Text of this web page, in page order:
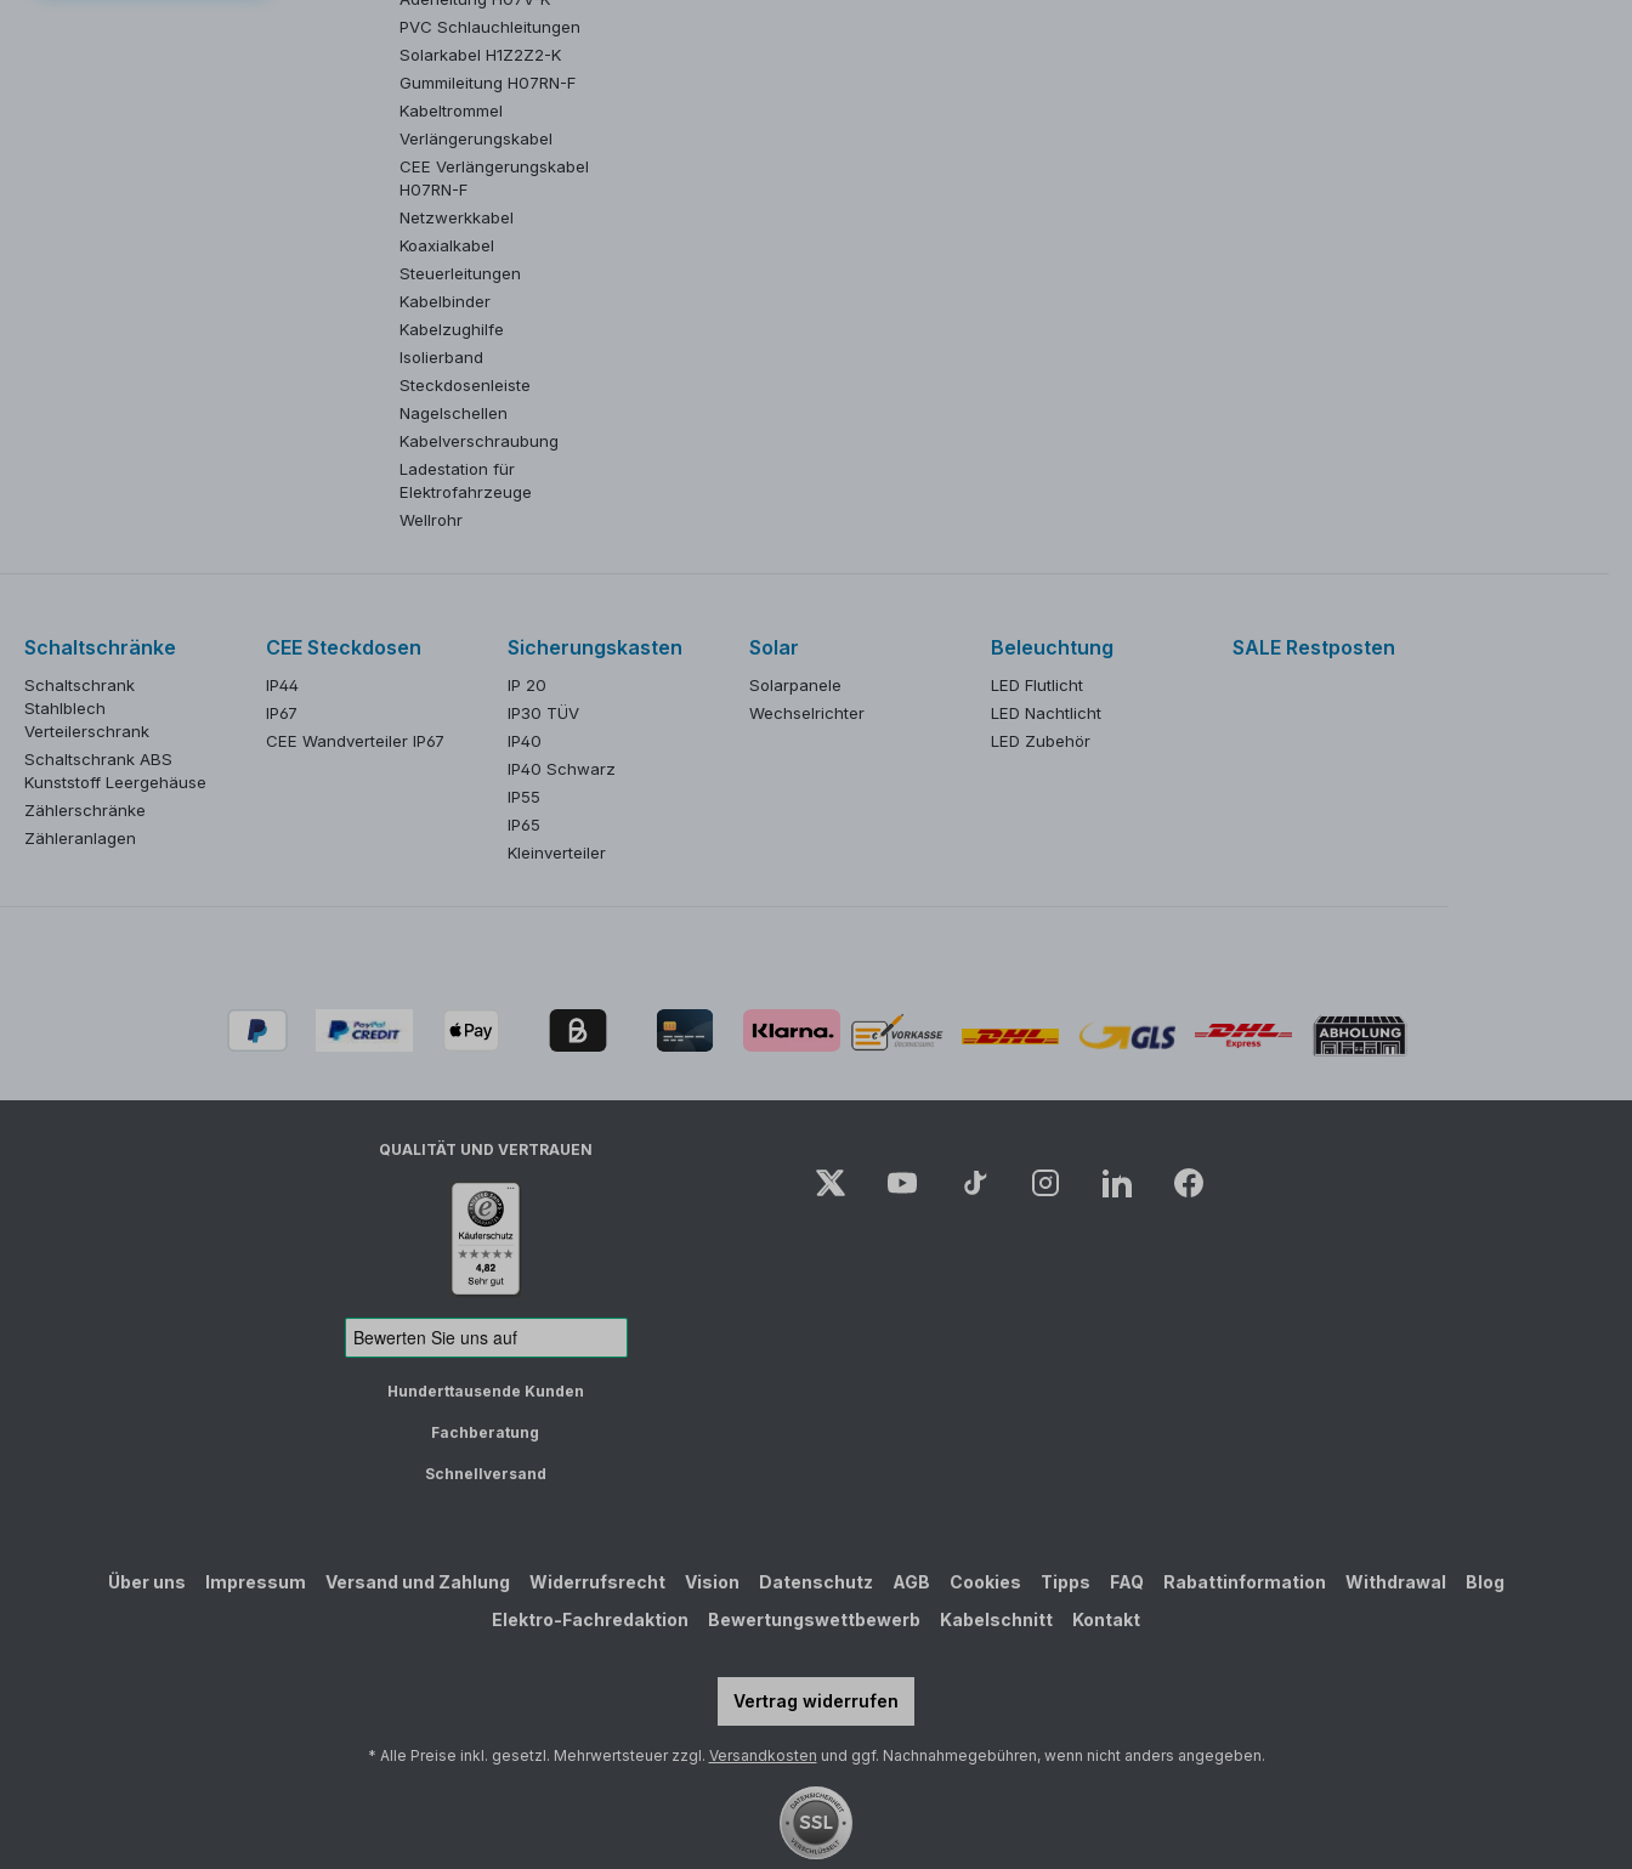
PVC Schlauchleitungen
Solarkabel H1Z2Z2-K
Gummileitung H07RN-F
Kabeltrommel
Verlängerungskabel
CEE Verlängerungskabel
H07RN-F
Netzwerkkabel
Koaxialkabel
Steuerleitungen
Kabelbinder
Kabelzughilfe
Isolierband
Steckdosenleiste
Nagelschellen
Kabelverschraubung
Ladestation für
Elektrofahrzeuge
Wellrohr
Schaltschränke
Schaltschrank
Stahlblech
Verteilerschrank
Schaltschrank ABS
Kunststoff Leergehäuse
Zählerschränke
Zähleranlagen
CEE Steckdosen
IP44
IP67
CEE Wandverteiler IP67
Sicherungskasten
IP 20
IP30 TÜV
IP40
IP40 Schwarz
IP55
IP65
Kleinverteiler
Solar
Solarpanele
Wechselrichter
Beleuchtung
LED Flutlicht
LED Nachtlicht
LED Zubehör
SALE Restposten
QUALITÄT UND VERTRAUEN
Hunderttausende Kunden
Fachberatung
Schnellversand
Über uns Impressum Versand und Zahlung Widerrufsrecht Vision Datenschutz AGB Cookies Tipps FAQ Rabattinformation Withdrawal
Blog
Elektro-Fachredaktion
Bewertungswettbewerb Kabelschnitt Kontakt
Vertrag widerrufen
* Alle Preise inkl. gesetzl. Mehrwertsteuer zzgl. Versandkosten und ggf. Nachnahmegebühren, wenn nicht anders angegeben.